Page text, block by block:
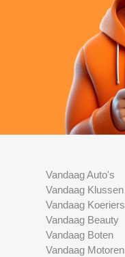
Vandaag Auto's
Vandaag Klussen
Vandaag Koeriers
Vandaag Beauty
Vandaag Boten
Vandaag Motoren